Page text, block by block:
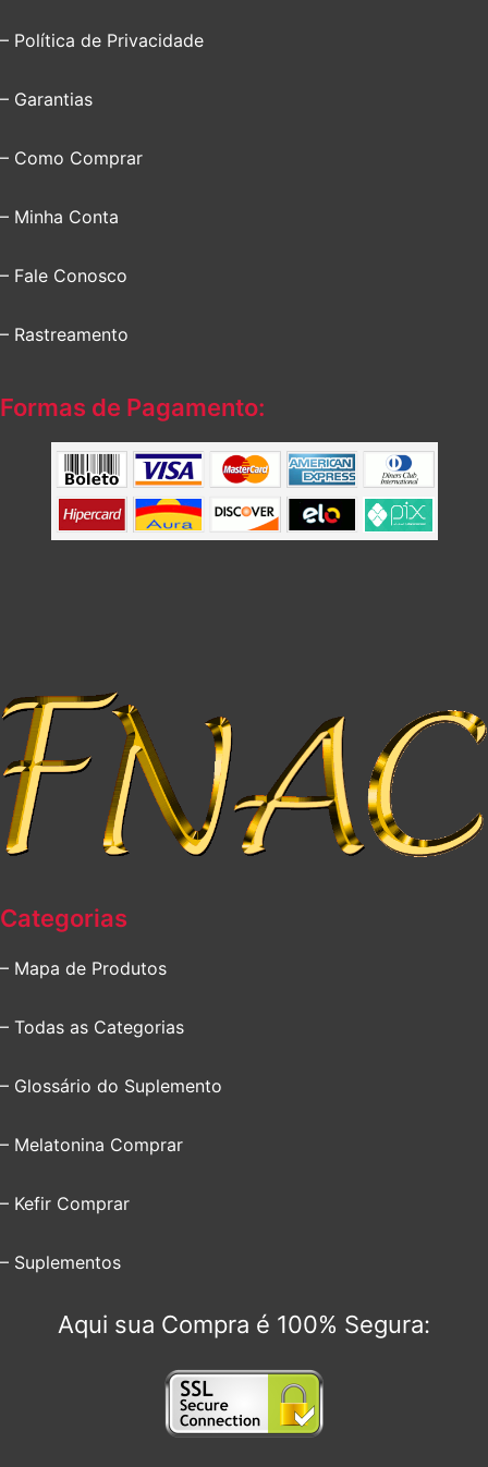
– Política de Privacidade
– Garantias
– Como Comprar
– Minha Conta
– Fale Conosco
– Rastreamento
Formas de Pagamento:
Categorias
– Mapa de Produtos
– Todas as Categorias
– Glossário do Suplemento
– Melatonina Comprar
– Kefir Comprar
– Suplementos
Aqui sua Compra é 100% Segura: